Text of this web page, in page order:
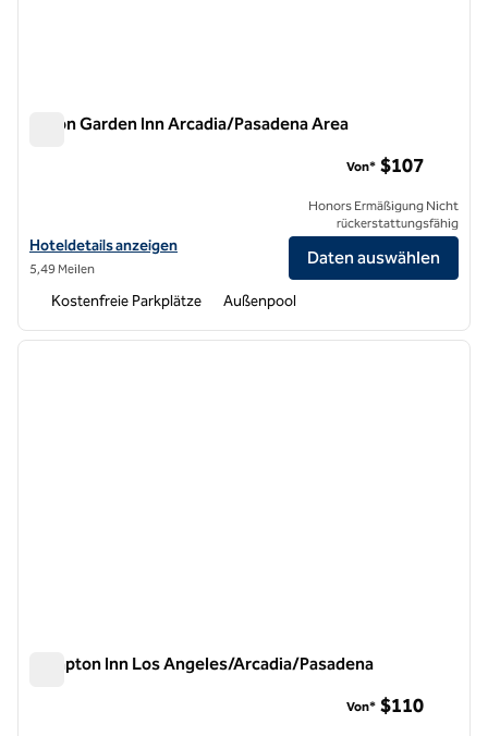
Hilton Garden Inn Arcadia/Pasadena Area
Hoteldetails für das Hilton Garden Inn Arcadia/Pasadena anzeigen
Hoteldetails anzeigen
5,49 Meilen
Von* $107
Honors Ermäßigung Nicht
rückerstattungsfähig
Daten auswählen
Kostenfreie Parkplätze Außenpool
1 von 11
Hampton Inn Los Angeles/Arcadia/Pasadena
Von* $110